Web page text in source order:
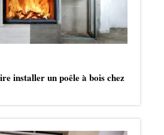
installer un poêle à bois chez